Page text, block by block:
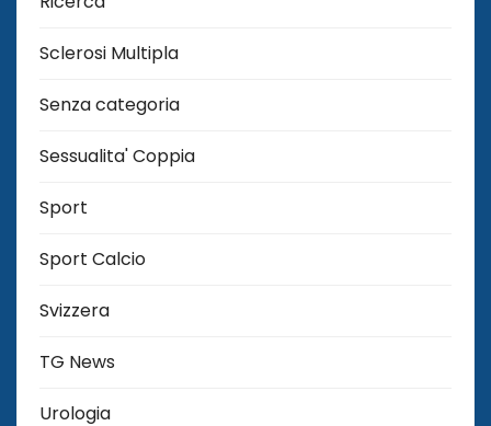
Sclerosi Multipla
Senza categoria
Sessualita' Coppia
Sport
Sport Calcio
Svizzera
TG News
Urologia